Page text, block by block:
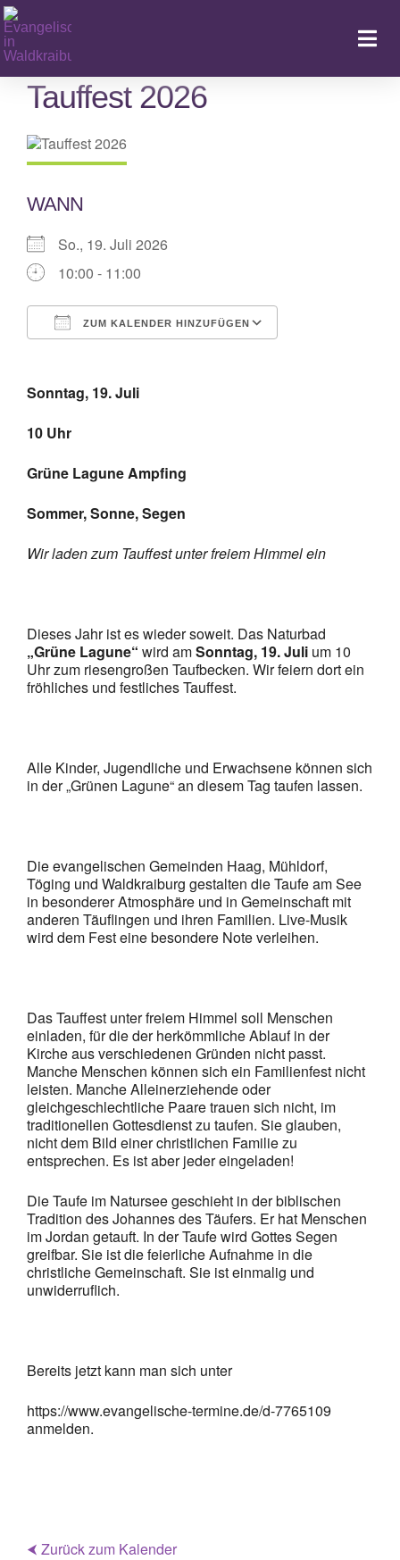
Zum
Inhalt
springen
Tauffest 2026
WANN
So., 19. Juli 2026
10:00 - 11:00
ZUM KALENDER HINZUFÜGEN
Sonntag, 19. Juli
10 Uhr
Grüne Lagune Ampfing
Sommer, Sonne, Segen
Wir laden zum Tauffest unter freiem Himmel ein
Dieses Jahr ist es wieder soweit. Das Naturbad
„Grüne Lagune“ wird amSonntag, 19. Juli um 10
Uhr zum riesengroßen Taufbecken. Wir feiern dort ein
fröhliches und festliches Tauffest.
Alle Kinder, Jugendliche und Erwachsene können sich
in der „Grünen Lagune“ an diesem Tag taufen lassen.
Die evangelischen Gemeinden Haag, Mühldorf,
Töging und Waldkraiburg gestalten die Taufe am See
in besonderer Atmosphäre und in Gemeinschaft mit
anderen Täuflingen und ihren Familien. Live-Musik
wird dem Fest eine besondere Note verleihen.
Das Tauffest unter freiem Himmel soll Menschen
einladen, für die der herkömmliche Ablauf in der
Kirche aus verschiedenen Gründen nicht passt.
Manche Menschen können sich ein Familienfest nicht
leisten. Manche Alleinerziehende oder
gleichgeschlechtliche Paare trauen sich nicht, im
traditionellen Gottesdienst zu taufen. Sie glauben,
nicht dem Bild einer christlichen Familie zu
entsprechen. Es ist aber jeder eingeladen!
Die Taufe im Natursee geschieht in der biblischen
Tradition des Johannes des Täufers. Er hat Menschen
im Jordan getauft. In der Taufe wird Gottes Segen
greifbar. Sie ist die feierliche Aufnahme in die
christliche Gemeinschaft. Sie ist einmalig und
unwiderruflich.
Bereits jetzt kann man sich unter
https://www.evangelische-termine.de/d-7765109
anmelden.
⮜ Zurück zum Kalender